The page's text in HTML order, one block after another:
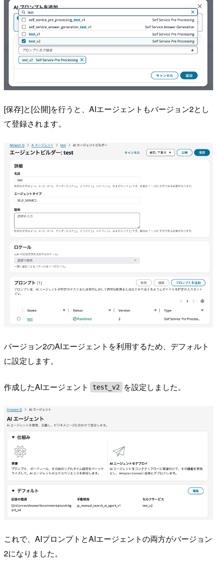
[保存]と[公開]を行うと、AIエージェントもバージョン2とし
て登録されます。
バージョン2のAIエージェントを利用するため、デフォルト
に設定します。
作成したAIエージェント test_v2 を設定しました。
これで、AIプロンプトとAIエージェントの両方がバージョン
2になりました。